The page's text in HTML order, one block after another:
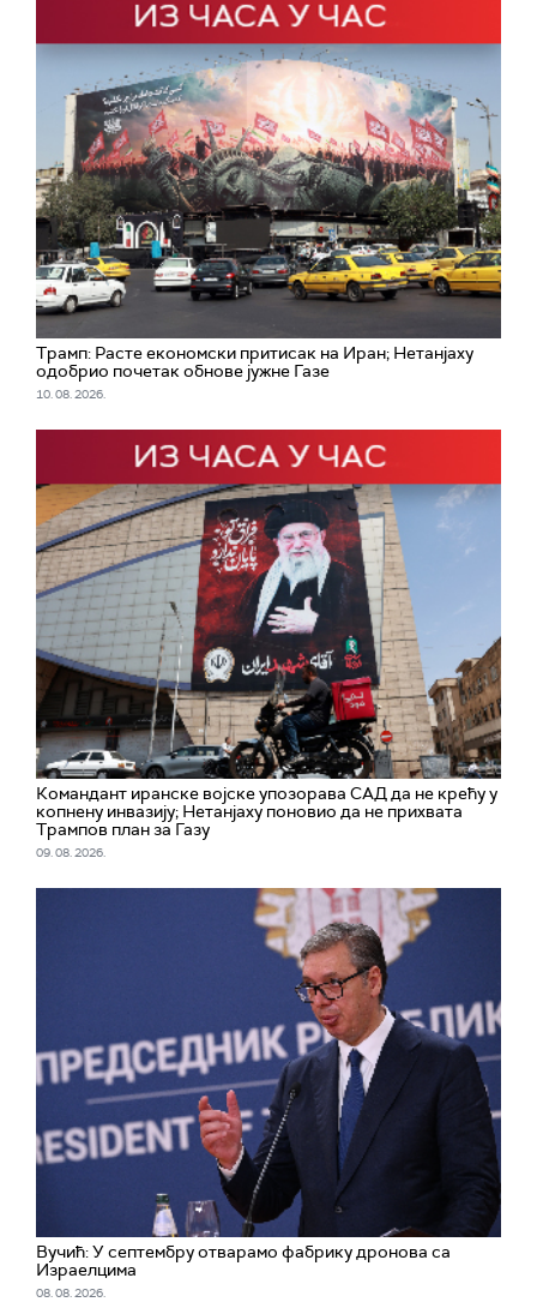
Трамп: Расте економски притисак на Иран; Нетанјаху
одобрио почетак обнове јужне Газе
10. 08. 2026.
Командант иранске војске упозорава САД да не крећу у
копнену инвазију; Нетанјаху поновио да не прихвата
Трампов план за Газу
09. 08. 2026.
Вучић: У септембру отварамо фабрику дронова са
Израелцима
08. 08. 2026.